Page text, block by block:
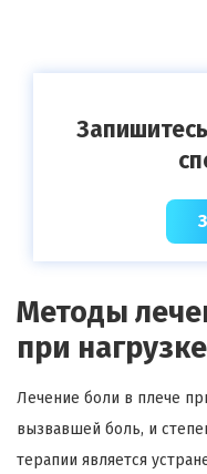
Методы
при нагрузке
Лечение боли в плече
вызвавшей боль, и
терапии является